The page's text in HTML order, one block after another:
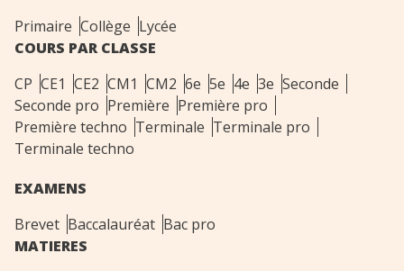
Primaire Collège Lycée
COURS PAR CLASSE
CP CE1 CE2 CM1 CM2 6e 5e 4e 3e Seconde
Seconde pro Première Première pro
Première techno Terminale Terminale pro
Terminale techno
EXAMENS
Brevet Baccalauréat Bac pro
MATIERES